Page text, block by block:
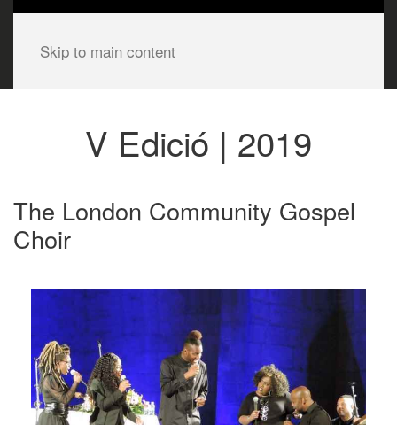
Skip to main content
V Edició | 2019
The London Community Gospel
Choir